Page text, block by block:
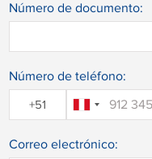
Número de documento:
Número de teléfono:
+51
Correo electrónico: